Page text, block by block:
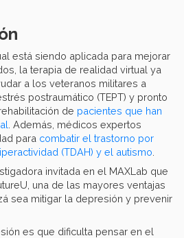
está siendo aplicada para mejorar
la terapia de realidad virtual ya
a los veteranos militares a
postraumático (TEPT) y pronto
de pacientes que han
. Además, médicos expertos
para combatir el trastorno por
(TDAH) y el autismo
invitada en el MAXLab que
una de las mayores ventajas
sea mitigar la depresión y prevenir
es que dificulta pensar en el